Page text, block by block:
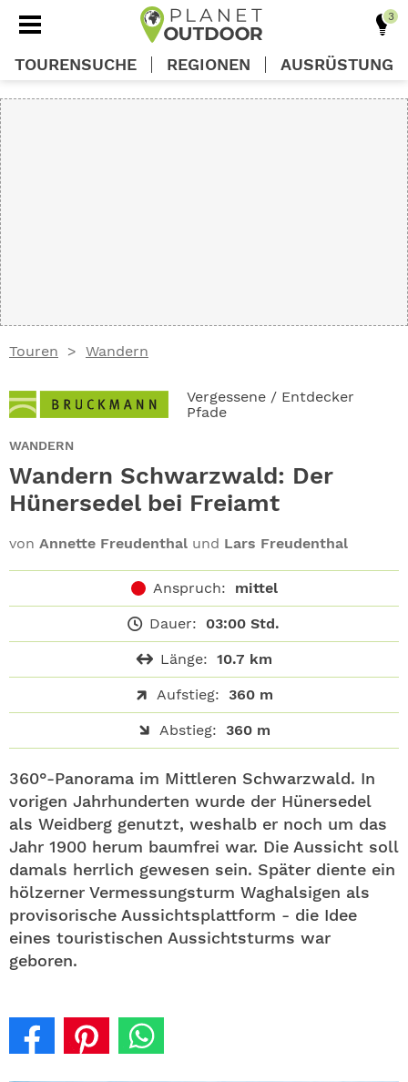
Touren Wandern
Vergessene / Entdecker
Pfade
WANDERN
Wandern Schwarzwald: Der
Hünersedel bei Freiamt
von Annette Freudenthal und Lars Freudenthal
Anspruch: mittel
Dauer: 03:00 Std.
Länge: 10.7 km
Aufstieg: 360 m
Abstieg: 360 m
360°-Panorama im Mittleren Schwarzwald. In
vorigen Jahrhunderten wurde der Hünersedel
als Weidberg genutzt, weshalb er noch um das
Jahr 1900 herum baumfrei war. Die Aussicht soll
damals herrlich gewesen sein. Später diente ein
hölzerner Vermessungsturm Waghalsigen als
provisorische Aussichtsplattform - die Idee
eines touristischen Aussichtsturms war
geboren.
TOURENSUCHE REGIONEN AUSRÜSTUNG
ABO
NEWSLETTER
SHOP